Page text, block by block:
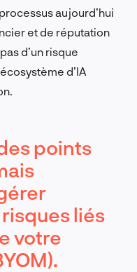
aujourd’hui
et de réputation
d’un risque
d’IA
points
liés
votre